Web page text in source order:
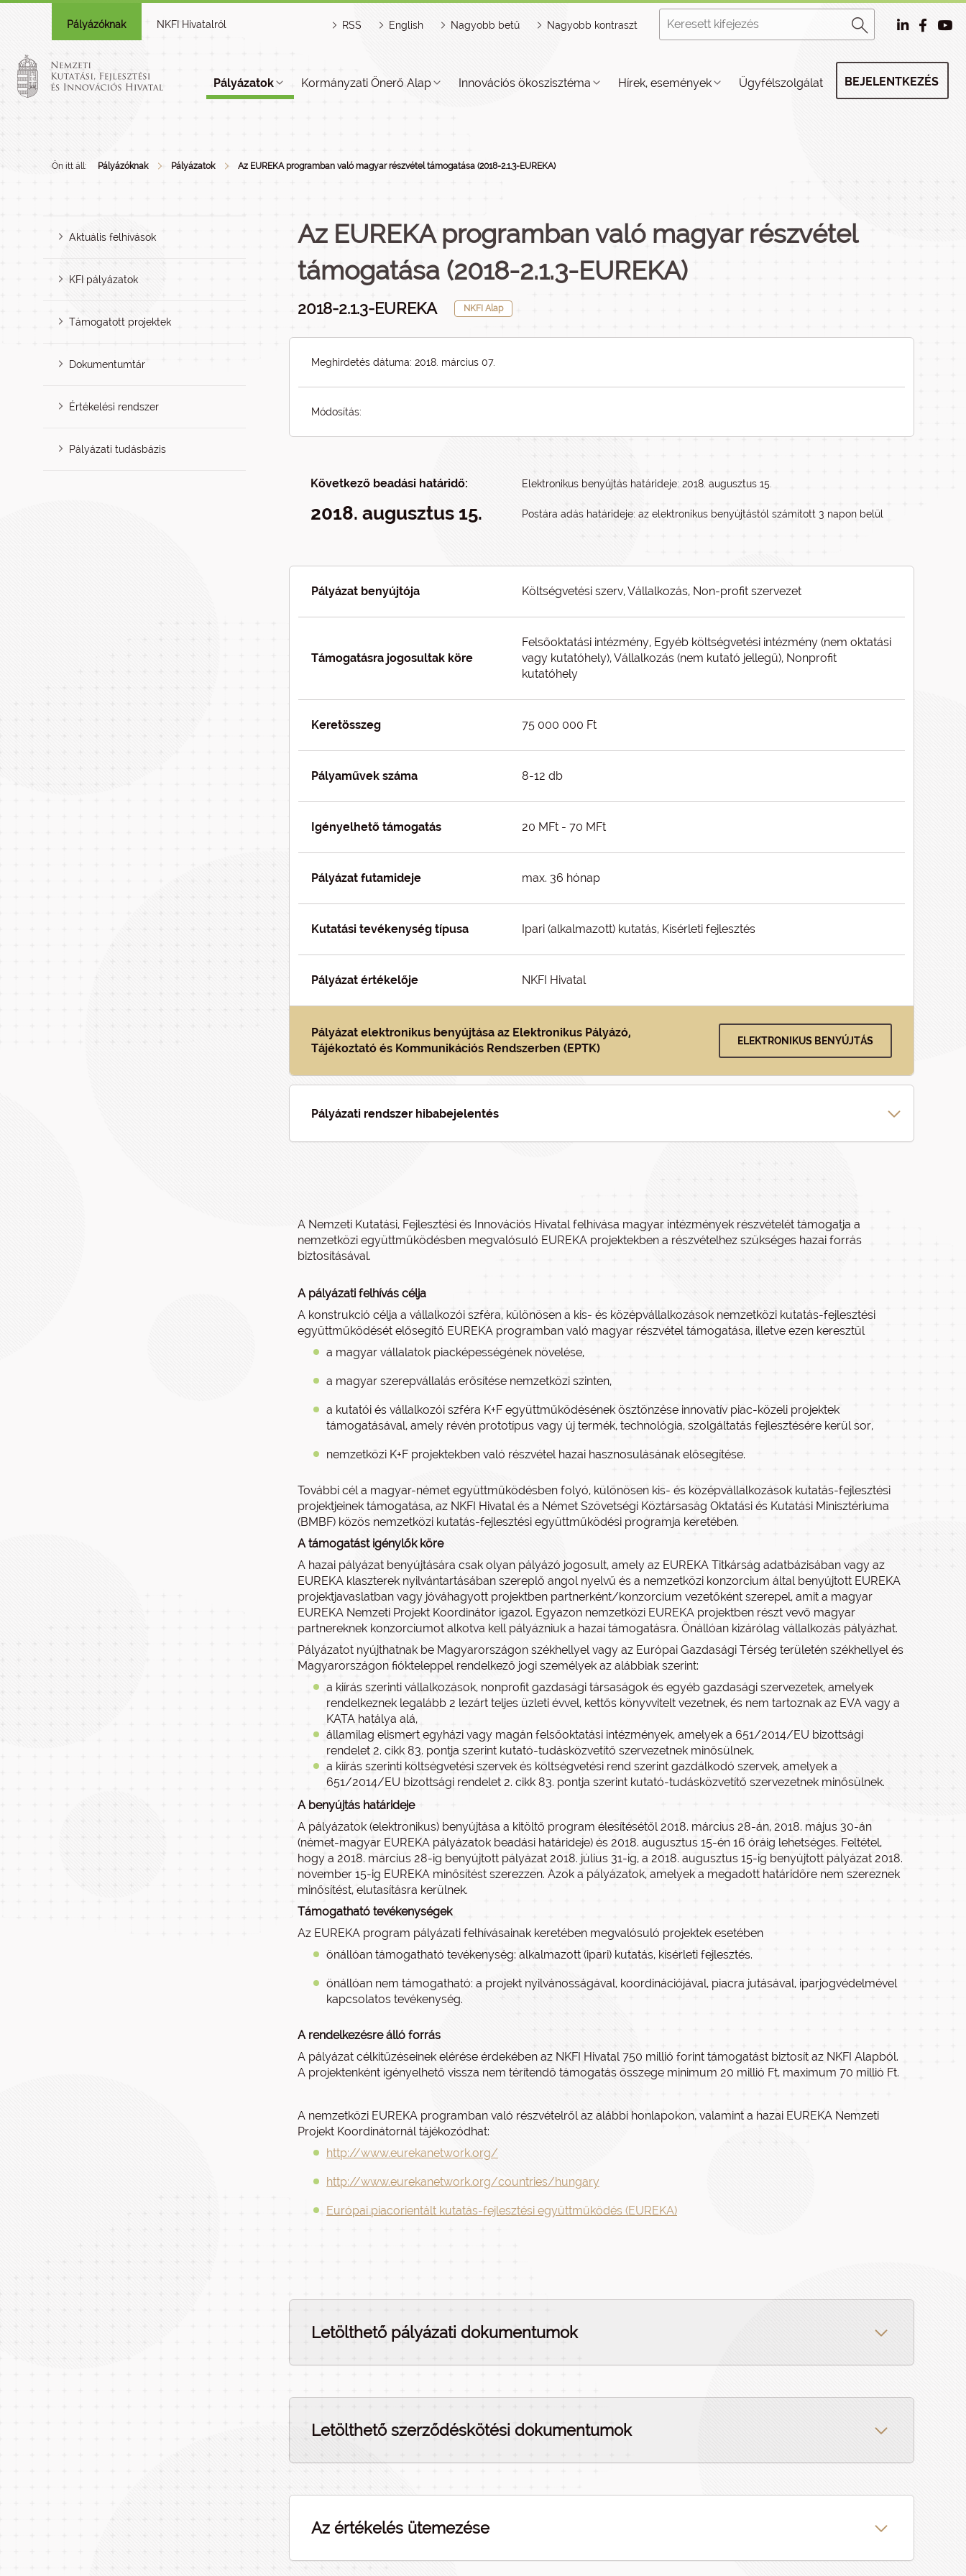
Pályázóknak NKFI Hivatalról RSS English Nagyobb betű Nagyobb kontraszt
Pályázatok Kormányzati Önerő Alap Innovációs ökoszisztéma Hírek, események Ügyfélszolgálat BEJELENTKEZÉS
Ön itt áll: Pályázóknak Pályázatok Az EUREKA programban való magyar részvétel támogatása (2018-2.1.3-EUREKA)
Aktuális felhívások
KFI pályázatok
Támogatott projektek
Dokumentumtár
Értékelési rendszer
Pályázati tudásbázis
Az EUREKA programban való magyar részvétel
támogatása (2018-2.1.3-EUREKA)
2018-2.1.3-EUREKA NKFI Alap
Meghirdetés dátuma: 2018. március 07.
Módosítás:
Következő beadási határidő: Elektronikus benyújtás határideje: 2018. augusztus 15.
2018. augusztus 15. Postára adás határideje: az elektronikus benyújtástól számított 3 napon belül
Pályázat benyújtója Költségvetési szerv, Vállalkozás, Non-profit szervezet
Támogatásra jogosultak köre
Felsőoktatási intézmény, Egyéb költségvetési intézmény (nem oktatási
vagy kutatóhely), Vállalkozás (nem kutató jellegű), Nonprofit
kutatóhely
Keretösszeg 75 000 000 Ft
Pályaművek száma 8-12 db
Igényelhető támogatás 20 MFt - 70 MFt
Pályázat futamideje max. 36 hónap
Kutatási tevékenység típusa Ipari (alkalmazott) kutatás, Kísérleti fejlesztés
Pályázat értékelője NKFI Hivatal
Pályázat elektronikus benyújtása az Elektronikus Pályázó,
Tájékoztató és Kommunikációs Rendszerben (EPTK)
ELEKTRONIKUS BENYÚJTÁS
Pályázati rendszer hibabejelentés
A Nemzeti Kutatási, Fejlesztési és Innovációs Hivatal felhívása magyar intézmények részvételét támogatja a
nemzetközi együttműködésben megvalósuló EUREKA projektekben a részvételhez szükséges hazai forrás
biztosításával.
A pályázati felhívás célja
A konstrukció célja a vállalkozói szféra, különösen a kis- és középvállalkozások nemzetközi kutatás-fejlesztési
együttműködését elősegítő EUREKA programban való magyar részvétel támogatása, illetve ezen keresztül
a magyar vállalatok piacképességének növelése,
a magyar szerepvállalás erősítése nemzetközi szinten,
a kutatói és vállalkozói szféra K+F együttműködésének ösztönzése innovatív piac-közeli projektek
támogatásával, amely révén prototípus vagy új termék, technológia, szolgáltatás fejlesztésére kerül sor,
nemzetközi K+F projektekben való részvétel hazai hasznosulásának elősegítése.
További cél a magyar-német együttműködésben folyó, különösen kis- és középvállalkozások kutatás-fejlesztési
projektjeinek támogatása, az NKFI Hivatal és a Német Szövetségi Köztársaság Oktatási és Kutatási Minisztériuma
(BMBF) közös nemzetközi kutatás-fejlesztési együttműködési programja keretében.
A támogatást igénylők köre
A hazai pályázat benyújtására csak olyan pályázó jogosult, amely az EUREKA Titkárság adatbázisában vagy az
EUREKA klaszterek nyilvántartásában szereplő angol nyelvű és a nemzetközi konzorcium által benyújtott EUREKA
projektjavaslatban vagy jóváhagyott projektben partnerként/konzorcium vezetőként szerepel, amit a magyar
EUREKA Nemzeti Projekt Koordinátor igazol. Egyazon nemzetközi EUREKA projektben részt vevő magyar
partnereknek konzorciumot alkotva kell pályázniuk a hazai támogatásra. Önállóan kizárólag vállalkozás pályázhat.
Pályázatot nyújthatnak be Magyarországon székhellyel vagy az Európai Gazdasági Térség területén székhellyel és
Magyarországon fiókteleppel rendelkező jogi személyek az alábbiak szerint:
a kiírás szerinti vállalkozások, nonprofit gazdasági társaságok és egyéb gazdasági szervezetek, amelyek
rendelkeznek legalább 2 lezárt teljes üzleti évvel, kettős könyvvitelt vezetnek, és nem tartoznak az EVA vagy a
KATA hatálya alá,
államilag elismert egyházi vagy magán felsőoktatási intézmények, amelyek a 651/2014/EU bizottsági
rendelet 2. cikk 83. pontja szerint kutató-tudásközvetítő szervezetnek minősülnek,
a kiírás szerinti költségvetési szervek és költségvetési rend szerint gazdálkodó szervek, amelyek a
651/2014/EU bizottsági rendelet 2. cikk 83. pontja szerint kutató-tudásközvetítő szervezetnek minősülnek.
A benyújtás határideje
A pályázatok (elektronikus) benyújtása a kitöltő program élesítésétől 2018. március 28-án, 2018. május 30-án
(német-magyar EUREKA pályázatok beadási határideje) és 2018. augusztus 15-én 16 óráig lehetséges. Feltétel,
hogy a 2018. március 28-ig benyújtott pályázat 2018. július 31-ig, a 2018. augusztus 15-ig benyújtott pályázat 2018.
november 15-ig EUREKA minősítést szerezzen. Azok a pályázatok, amelyek a megadott határidőre nem szereznek
minősítést, elutasításra kerülnek.
Támogatható tevékenységek
Az EUREKA program pályázati felhívásainak keretében megvalósuló projektek esetében
önállóan támogatható tevékenység: alkalmazott (ipari) kutatás, kísérleti fejlesztés.
önállóan nem támogatható: a projekt nyilvánosságával, koordinációjával, piacra jutásával, iparjogvédelmével
kapcsolatos tevékenység.
A rendelkezésre álló forrás
A pályázat célkitűzéseinek elérése érdekében az NKFI Hivatal 750 millió forint támogatást biztosít az NKFI Alapból.
A projektenként igényelhető vissza nem térítendő támogatás összege minimum 20 millió Ft, maximum 70 millió Ft.
A nemzetközi EUREKA programban való részvételről az alábbi honlapokon, valamint a hazai EUREKA Nemzeti
Projekt Koordinátornál tájékozódhat:
http://www.eurekanetwork.org/
http://www.eurekanetwork.org/countries/hungary
Európai piacorientált kutatás-fejlesztési együttműködés (EUREKA)
Letölthető pályázati dokumentumok
Letölthető szerződéskötési dokumentumok
Az értékelés ütemezése